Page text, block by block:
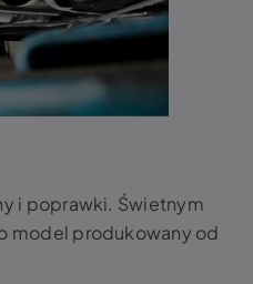
i poprawki. Świetnym
model produkowany od